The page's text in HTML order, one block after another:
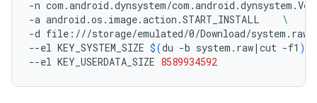
-n com.android.dynsystem/
-a android.os.image.action.START_INSTALL
\
-d file:///storage/emulated/0/Download/
--el KEY_SYSTEM_SIZE $(du -b system.raw| cut -f1 )
--el KEY_USERDATA_SIZE 8589934592